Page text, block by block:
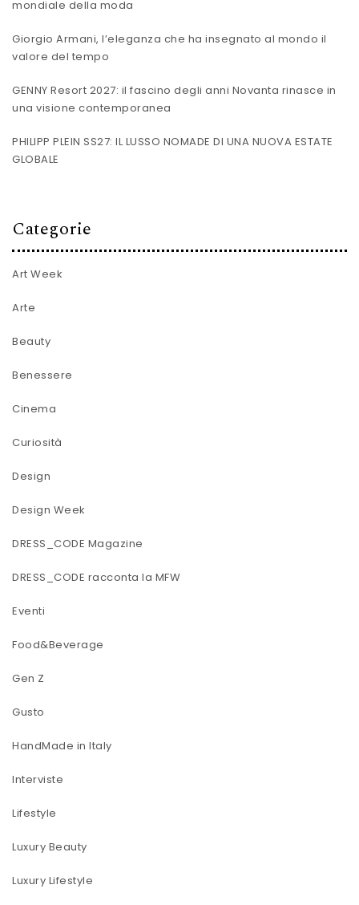
mondiale della moda
Giorgio Armani, l’eleganza che ha insegnato al mondo il
valore del tempo
GENNY Resort 2027: il fascino degli anni Novanta rinasce in
una visione contemporanea
PHILIPP PLEIN SS27: IL LUSSO NOMADE DI UNA NUOVA ESTATE
GLOBALE
Categorie
Art Week
Arte
Beauty
Benessere
Cinema
Curiosità
Design
Design Week
DRESS_CODE Magazine
DRESS_CODE racconta la MFW
Eventi
Food&Beverage
Gen Z
Gusto
HandMade in Italy
Interviste
Lifestyle
Luxury Beauty
Luxury Lifestyle